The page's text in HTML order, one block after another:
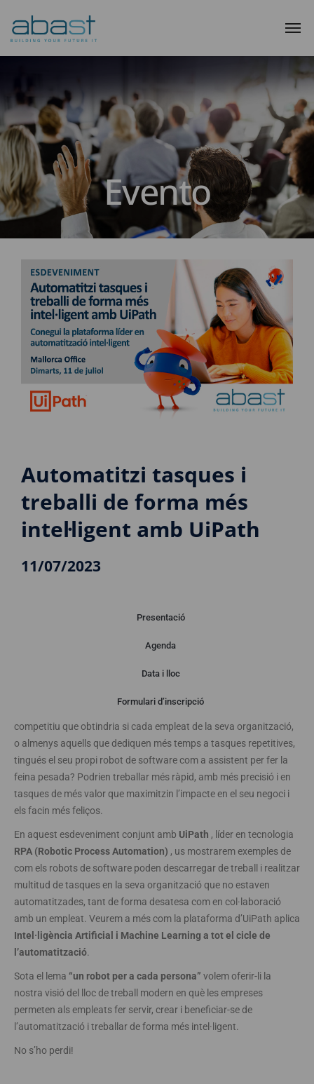
Evento
Automatitzi tasques i
treballi de forma més
intel·ligent amb UiPath
11/07/2023
Presentació
Agenda
Data i lloc
Formulari d’inscripció
És capaç d’imaginar el nivell de productivitat i l’avantatge
competitiu que obtindria si cada empleat de la seva organització,
o almenys aquells que dediquen més temps a tasques repetitives,
tingués el seu propi robot de software com a assistent per fer la
feina pesada? Podrien treballar més ràpid, amb més precisió i en
tasques de més valor que maximitzin l’impacte en el seu negoci i
els facin més feliços.
En aquest esdeveniment conjunt amb UiPath , líder en tecnologia
RPA (Robotic Process Automation) , us mostrarem exemples de
com els robots de software poden descarregar de treball i realitzar
multitud de tasques en la seva organització que no estaven
automatitzades, tant de forma desatesa com en col·laboració
amb un empleat. Veurem a més com la plataforma d’UiPath aplica
Intel·ligència Artificial i Machine Learning a tot el cicle de
l’automatització.
Sota el lema “un robot per a cada persona” volem oferir-li la
nostra visió del lloc de treball modern en què les empreses
permeten als empleats fer servir, crear i beneficiar-se de
l’automatització i treballar de forma més intel·ligent.
No s’ho perdi!